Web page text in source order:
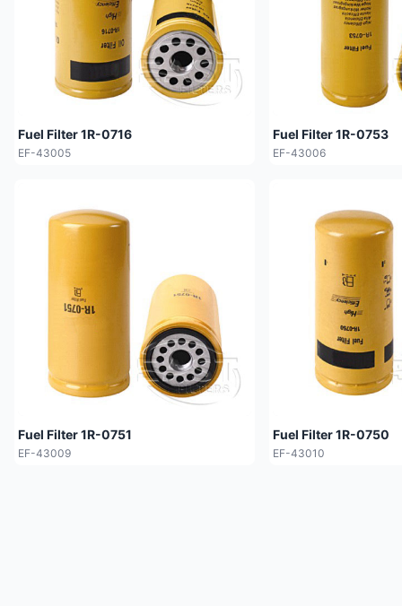
Fuel Filter 1R-0716
EF-43005
Fuel Filter 1R-0753
EF-43006
Fuel Filter 1R-0751
EF-43009
Fuel Filter 1R-0750
EF-43010